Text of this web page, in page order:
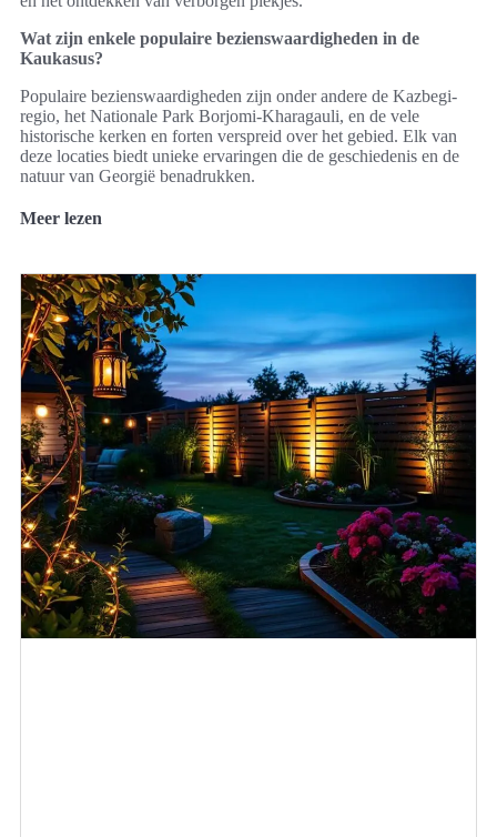
Wat zijn enkele populaire bezienswaardigheden in de
Kaukasus?
Populaire bezienswaardigheden zijn onder andere de Kazbegi-
regio, het Nationale Park Borjomi-Kharagauli, en de vele
historische kerken en forten verspreid over het gebied. Elk van
deze locaties biedt unieke ervaringen die de geschiedenis en de
natuur van Georgië benadrukken.
Meer lezen